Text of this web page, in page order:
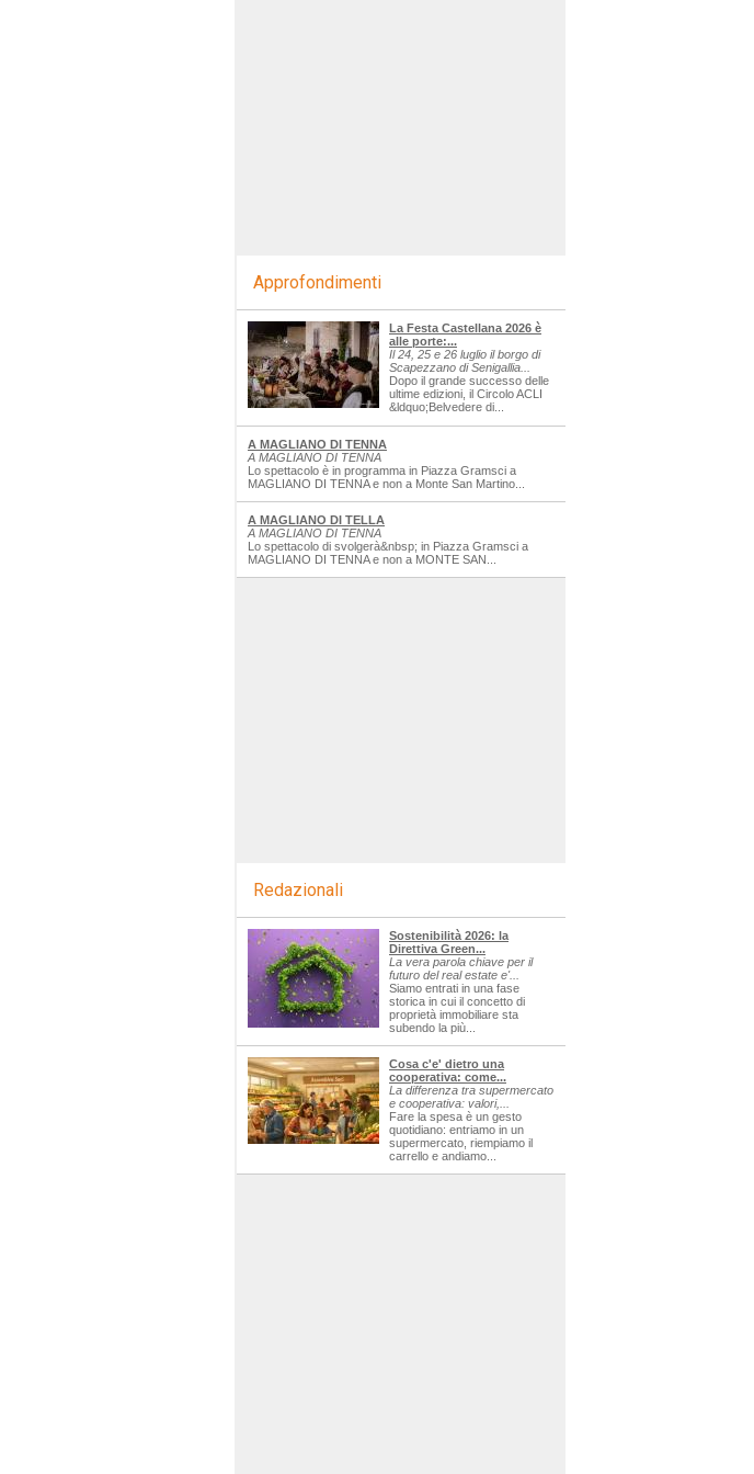
Approfondimenti
La Festa Castellana 2026 è
alle porte:...
Il 24, 25 e 26 luglio il borgo di
Scapezzano di Senigallia...
Dopo il grande successo delle
ultime edizioni, il Circolo ACLI
&ldquo;Belvedere di...
A MAGLIANO DI TENNA
A MAGLIANO DI TENNA
Lo spettacolo è in programma in Piazza Gramsci a
MAGLIANO DI TENNA e non a Monte San Martino...
A MAGLIANO DI TELLA
A MAGLIANO DI TENNA
Lo spettacolo di svolgerà&nbsp; in Piazza Gramsci a
MAGLIANO DI TENNA e non a MONTE SAN...
Redazionali
Sostenibilità 2026: la
Direttiva Green...
La vera parola chiave per il
futuro del real estate e'...
Siamo entrati in una fase
storica in cui il concetto di
proprietà immobiliare sta
subendo la più...
Cosa c'e' dietro una
cooperativa: come...
La differenza tra supermercato
e cooperativa: valori,...
Fare la spesa è un gesto
quotidiano: entriamo in un
supermercato, riempiamo il
carrello e andiamo...